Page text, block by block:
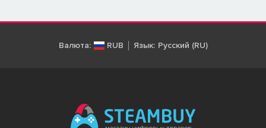
Валюта: RUB Язык: Русский (RU)